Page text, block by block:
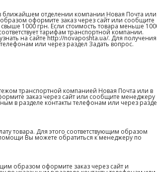
ближайшем отделении компании Новая Почта или
оформите заказ через сайт или сообщите
1000 грн. Если стоимость товара меньше
тарифам транспортной компании.
на сайте http://novaposhta.ua/. Для получения
или через раздел Задать вопрос.
транспортной компанией Новая Почта или в
заказ через сайт или сообщите менеджеру
в разделе контакты телефонам или через
товара. Для этого соответствующим образом
Вы можете обратиться к менеджеру по
образом оформите заказ через сайт и